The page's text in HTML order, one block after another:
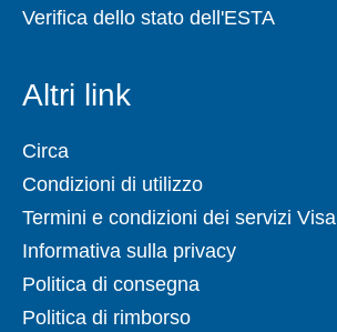
Verifica dello stato dell'ESTA
Altri link
Circa
Condizioni di utilizzo
Termini e condizioni dei servizi Visa
Informativa sulla privacy
Politica di consegna
Politica di rimborso